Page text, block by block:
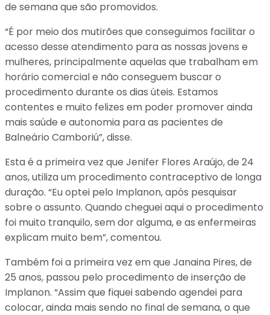
de semana que são promovidos.
“É por meio dos mutirões que conseguimos facilitar o
acesso desse atendimento para as nossas jovens e
mulheres, principalmente aquelas que trabalham em
horário comercial e não conseguem buscar o
procedimento durante os dias úteis. Estamos
contentes e muito felizes em poder promover ainda
mais saúde e autonomia para as pacientes de
Balneário Camboriú”, disse.
Esta é a primeira vez que Jenifer Flores Araújo, de 24
anos, utiliza um procedimento contraceptivo de longa
duração. “Eu optei pelo Implanon, após pesquisar
sobre o assunto. Quando cheguei aqui o procedimento
foi muito tranquilo, sem dor alguma, e as enfermeiras
explicam muito bem”, comentou.
Também foi a primeira vez em que Janaina Pires, de
25 anos, passou pelo procedimento de inserção de
Implanon. “Assim que fiquei sabendo agendei para
colocar, ainda mais sendo no final de semana, o que